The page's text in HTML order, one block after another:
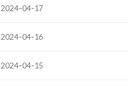
2024-04-17
2024-04-16
2024-04-15